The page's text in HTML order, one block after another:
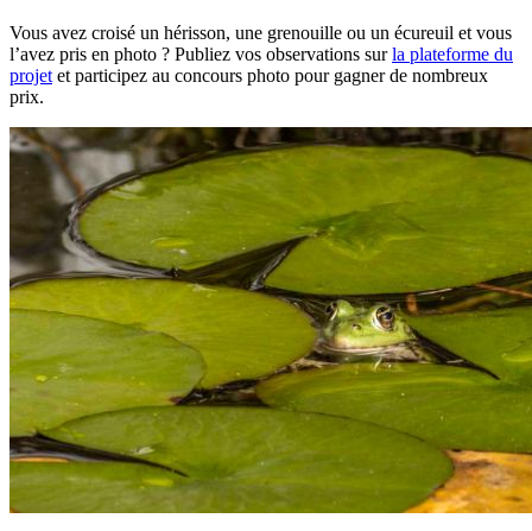
Vous avez croisé un hérisson, une grenouille ou un écureuil et vous
l’avez pris en photo ? Publiez vos observations surla plateforme du
projet et participez au concours photo pour gagner de nombreux
prix.